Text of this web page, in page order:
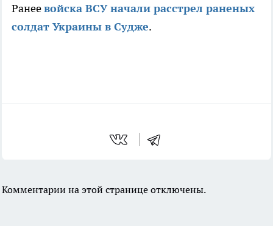
Ранеевойска ВСУ начали расстрел раненых
солдат Украины в Судже.
Комментарии на этой странице отключены.